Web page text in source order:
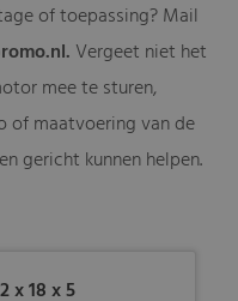
of toepassing? Mail
. Vergeet niet het
mee te sturen,
of maatvoering van de
gericht kunnen helpen.
x 18 x 5